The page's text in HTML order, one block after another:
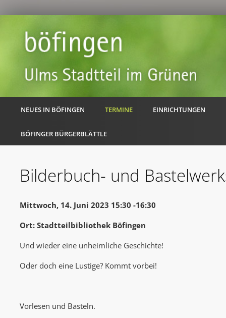
NEUES IN BÖFINGEN TERMINE EINRICHTUNGEN
BÖFINGER BÜRGERBLÄTTLE
Bilderbuch- und
Mittwoch, 14. Juni 2023 15:30 -16:30
Ort: Stadtteilbibliothek Böfingen
Und wieder eine unheimliche Geschichte!
Oder doch eine Lustige? Kommt vorbei!
Vorlesen und Basteln.